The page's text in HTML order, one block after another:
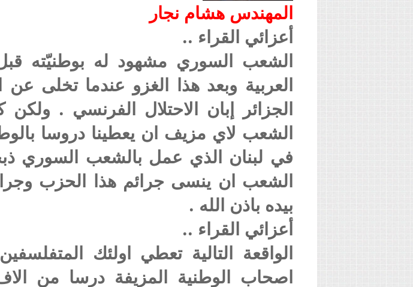
المهندس هشام نجار
أعزائي القراء ..
الشعب السوري مشهود له بوطنيّته
العربية وبعد هذا الغزو عندما تخلى
الجزائر إبان الاحتلال الفرنسي .
الشعب لاي مزيف ان يعطينا دروسا
في لبنان الذي عمل بالشعب السوري
الشعب ان ينسى جرائم هذا الحزب
بيده باذن الله .
أعزائي القراء ..
الواقعة التالية تعطي اولئك
اصحاب الوطنية المزيفة درسا من